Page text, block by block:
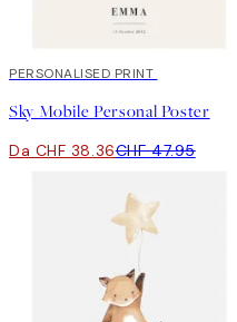
20%*
PERSONALISED PRINT
Sky Mobile Personal Poster
Da CHF 38.36CHF 47.95